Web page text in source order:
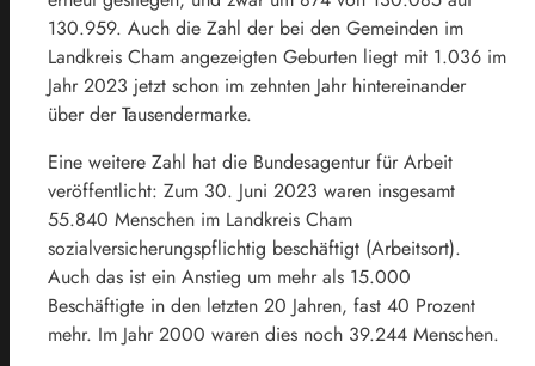
130.959. Auch die Zahl der bei den Gemeinden im
Landkreis Cham angezeigten Geburten liegt mit 1.036 im
Jahr 2023 jetzt schon im zehnten Jahr hintereinander
über der Tausendermarke.
Eine weitere Zahl hat die Bundesagentur für Arbeit
veröffentlicht: Zum 30. Juni 2023 waren insgesamt
55.840 Menschen im Landkreis Cham
sozialversicherungspflichtig beschäftigt (Arbeitsort).
Auch das ist ein Anstieg um mehr als 15.000
Beschäftigte in den letzten 20 Jahren, fast 40 Prozent
mehr. Im Jahr 2000 waren dies noch 39.244 Menschen.